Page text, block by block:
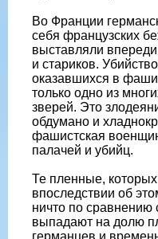
Во Франции
себя французских
выставляли
и стариков.
оказавшихся в
только одно из
зверей. Это
обдумано и
фашистская
палачей и убийц.
Те пленные,
впоследствии об
ничто по сравнению
выпадают на долю
германцев и